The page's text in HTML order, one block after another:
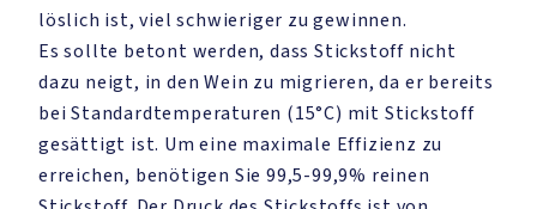
löslich ist, viel schwieriger zu gewinnen.
Es sollte betont werden, dass Stickstoff nicht
dazu neigt, in den Wein zu migrieren, da er bereits
bei Standardtemperaturen (15°C) mit Stickstoff
gesättigt ist. Um eine maximale Effizienz zu
erreichen, benötigen Sie 99,5-99,9% reinen